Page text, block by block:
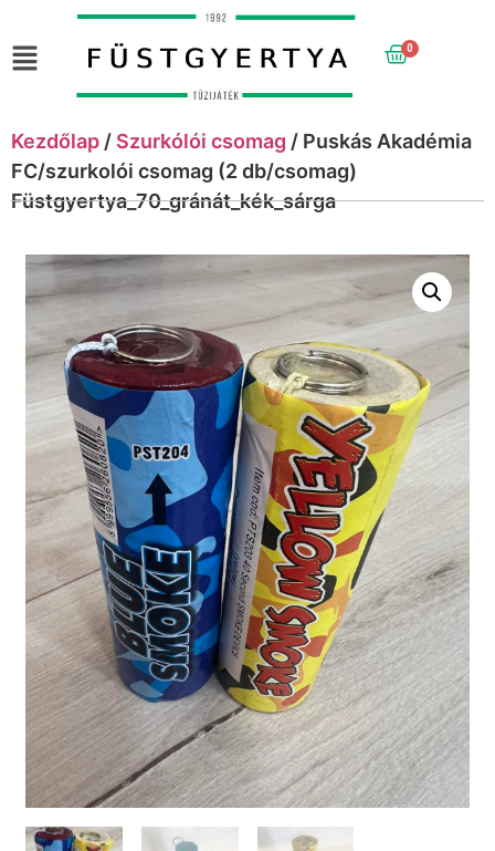
0
Kezdőlap / Szurkólói csomag / Puskás Akadémia
FC/szurkolói csomag (2 db/csomag)
Füstgyertya_70_gránát_kék_sárga